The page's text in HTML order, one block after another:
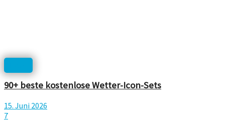
90+ beste kostenlose Wetter-Icon-Sets
15. Juni 2026
7